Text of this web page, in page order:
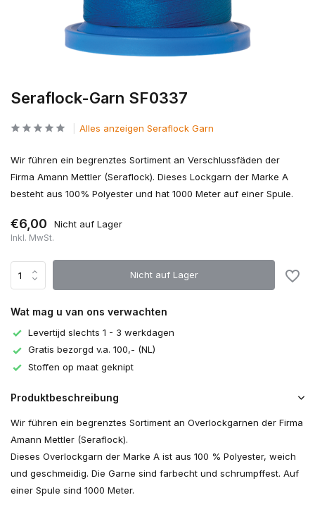
Seraflock-Garn SF0337
Alles anzeigen Seraflock Garn
Wir führen ein begrenztes Sortiment an Verschlussfäden der
Firma Amann Mettler (Seraflock). Dieses Lockgarn der Marke A
besteht aus 100% Polyester und hat 1000 Meter auf einer Spule.
€6,00 Nicht auf Lager
Inkl. MwSt.
Nicht auf Lager
Wat mag u van ons verwachten
Levertijd slechts 1 - 3 werkdagen
Gratis bezorgd v.a. 100,- (NL)
Stoffen op maat geknipt
Produktbeschreibung
Wir führen ein begrenztes Sortiment an Overlockgarnen der Firma
Amann Mettler (Seraflock).
Dieses Overlockgarn der Marke A ist aus 100 % Polyester, weich
und geschmeidig. Die Garne sind farbecht und schrumpffest. Auf
einer Spule sind 1000 Meter.